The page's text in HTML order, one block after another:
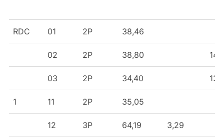
ÉTAGE LOT TYPO
SURFACE
(m²)
RDC 01 2P 38,46
02 2P 38,80
03 2P 34,40
1 11 2P 35,05
12 3P 64,19 3,29